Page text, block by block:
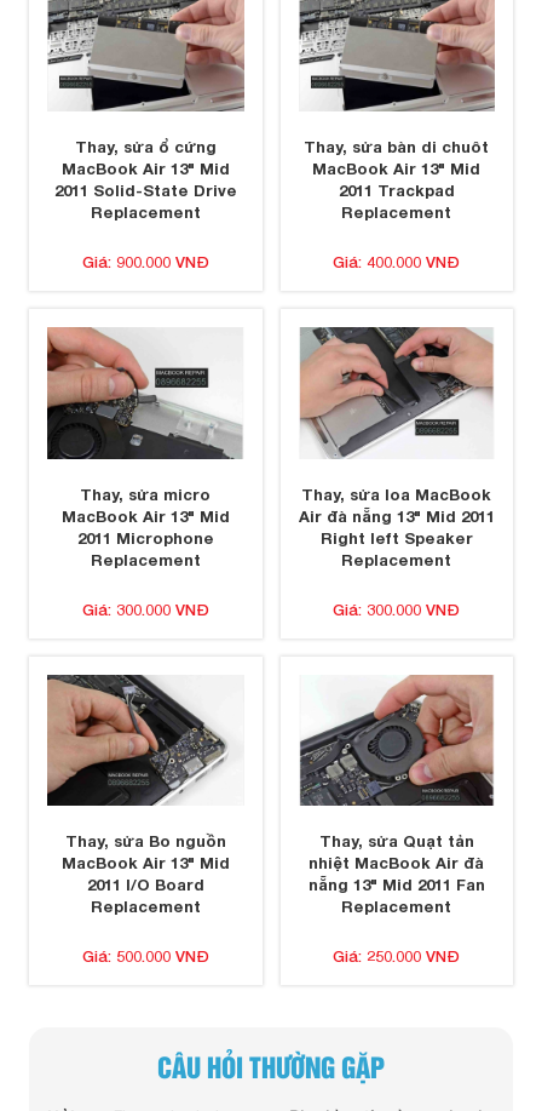
Thay, sửa ổ cứng
MacBook Air 13" Mid
2011 Solid-State Drive
Replacement
Giá: 900.000 VNĐ
Thay, sửa bàn di chuôt
MacBook Air 13" Mid
2011 Trackpad
Replacement
Giá: 400.000 VNĐ
Thay, sửa micro
MacBook Air 13" Mid
2011 Microphone
Replacement
Giá: 300.000 VNĐ
Thay, sửa loa MacBook
Air đà nẵng 13" Mid 2011
Right left Speaker
Replacement
Giá: 300.000 VNĐ
Thay, sửa Bo nguồn
MacBook Air 13" Mid
2011 I/O Board
Replacement
Giá: 500.000 VNĐ
Thay, sửa Quạt tản
nhiệt MacBook Air đà
nẵng 13" Mid 2011 Fan
Replacement
Giá: 250.000 VNĐ
CÂU HỎI THƯỜNG GẶP